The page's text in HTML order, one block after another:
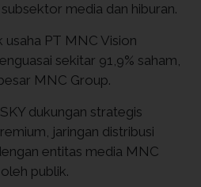
media dan hiburan.
usaha PT MNC Vision
sekitar 91,9% saham,
MNC Group.
dukungan strategis
jaringan distribusi
entitas media MNC
publik.